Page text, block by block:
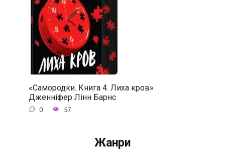
«Самородки. Книга 4. Лиха кров»
Дженніфер Лінн Барнс
0 57
Жанри